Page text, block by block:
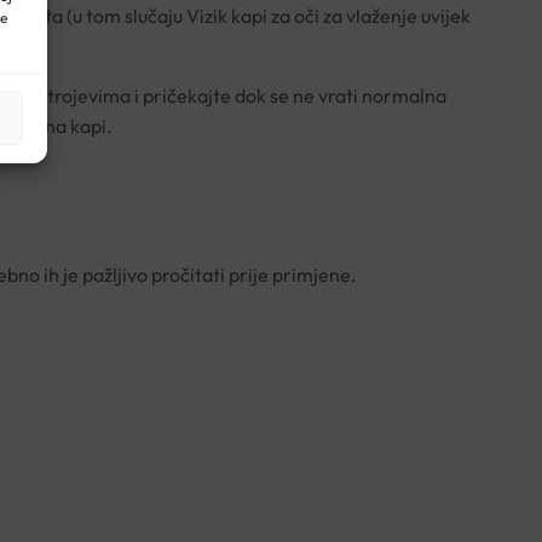
(u tom slučaju Vizik kapi za oči za vlaženje uvijek
strojevima i pričekajte dok se ne vrati normalna
kapi.
ih je pažljivo pročitati prije primjene.